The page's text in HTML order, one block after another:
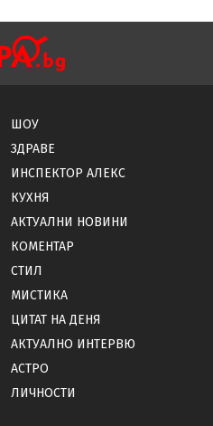
ШОУ
ЗДРАВЕ
ИНСПЕКТОР АЛЕКС
КУХНЯ
АКТУАЛНИ НОВИНИ
КОМЕНТАР
СТИЛ
МИСТИКА
ЦИТАТ НА ДЕНЯ
АКТУАЛНО ИНТЕРВЮ
АСТРО
ЛИЧНОСТИ